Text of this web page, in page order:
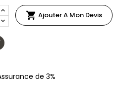
 Ajouter A Mon Devis
de 3%